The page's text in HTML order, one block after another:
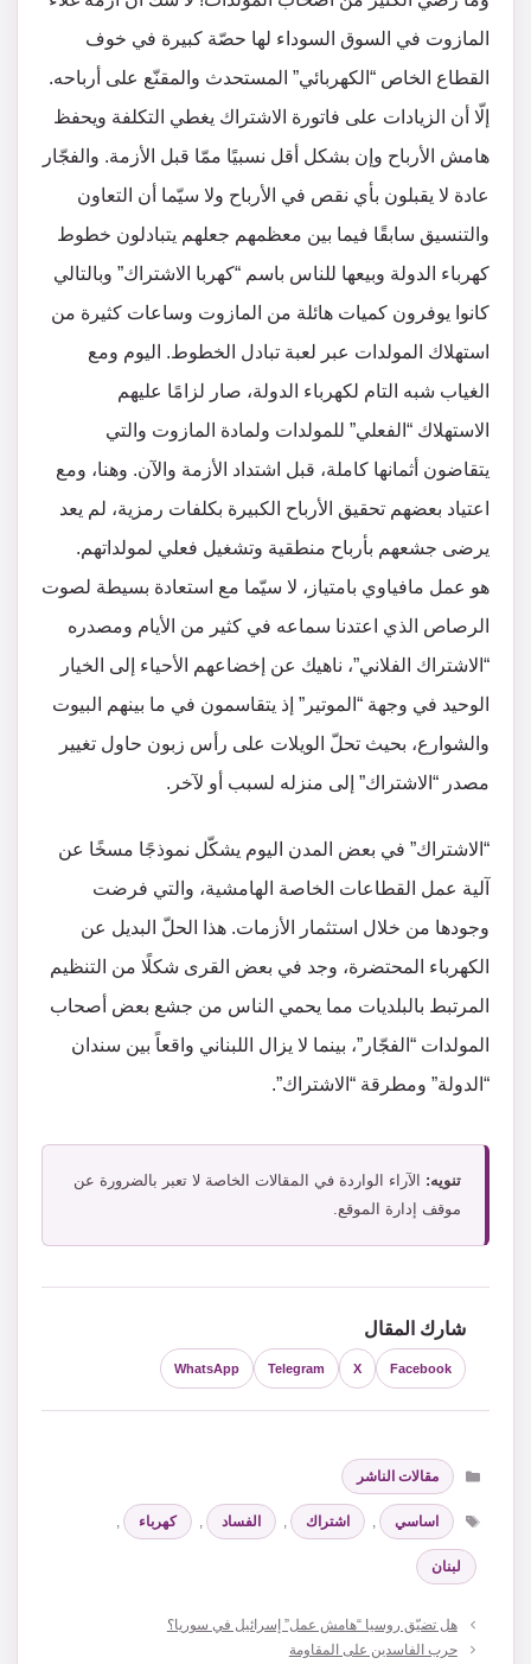
المازوت في السوق السوداء لها حصّة كبيرة في خوف
القطاع الخاص “الكهربائي” المستحدث والمقنّع على أرباحه.
إلّا أن الزيادات على فاتورة الاشتراك يغطي التكلفة ويحفظ
هامش الأرباح وإن بشكل أقل نسبيًا ممّا قبل الأزمة. والفجّار
عادة لا يقبلون بأي نقص في الأرباح ولا سيّما أن التعاون
والتنسيق سابقًا فيما بين معظمهم جعلهم يتبادلون خطوط
كهرباء الدولة وبيعها للناس باسم “كهربا الاشتراك” وبالتالي
كانوا يوفرون كميات هائلة من المازوت وساعات كثيرة من
استهلاك المولدات عبر لعبة تبادل الخطوط. اليوم ومع
الغياب شبه التام لكهرباء الدولة، صار لزامًا عليهم
الاستهلاك “الفعلي” للمولدات ولمادة المازوت والتي
يتقاضون أثمانها كاملة، قبل اشتداد الأزمة والآن. وهنا، ومع
اعتياد بعضهم تحقيق الأرباح الكبيرة بكلفات رمزية، لم يعد
يرضى جشعهم بأرباح منطقية وتشغيل فعلي لمولداتهم.
هو عمل مافياوي بامتياز، لا سيّما مع استعادة بسيطة لصوت
الرصاص الذي اعتدنا سماعه في كثير من الأيام ومصدره
“الاشتراك الفلاني”، ناهيك عن إخضاعهم الأحياء إلى الخيار
الوحيد في وجهة “الموتير” إذ يتقاسمون في ما بينهم البيوت
والشوارع، بحيث تحلّ الويلات على رأس زبون حاول تغيير
مصدر “الاشتراك” إلى منزله لسبب أو لآخر.
“الاشتراك” في بعض المدن اليوم يشكّل نموذجًا مسخًا عن
آلية عمل القطاعات الخاصة الهامشية، والتي فرضت
وجودها من خلال استثمار الأزمات. هذا الحلّ البديل عن
الكهرباء المحتضرة، وجد في بعض القرى شكلًا من التنظيم
المرتبط بالبلديات مما يحمي الناس من جشع بعض أصحاب
المولدات “الفجّار”، بينما لا يزال اللبناني واقعاً بين سندان
“الدولة” ومطرقة “الاشتراك”.
تنويه: الآراء الواردة في المقالات الخاصة لا تعبر بالضرورة عن
موقف إدارة الموقع.
شارك المقال
Facebook
X
Telegram
WhatsApp
التصنيفات
مقالات الناشر
الوسوم
اساسي , اشتراك , الفساد , كهرباء ,
لبنان
هل تضيّق روسيا “هامش عمل” إسرائيل في سوريا؟
حرب الفاسدين على المقاومة